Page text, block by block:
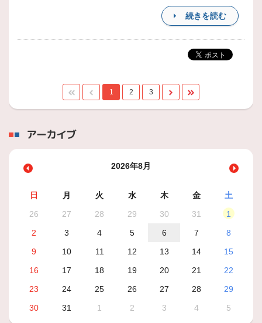
続きを読む
1 2 3
アーカイブ
2026年8月
日 月 火 水 木 金
土
26
27 28 29 30 31
1
2
3 4 5 6 7
8
9
10 11 12 13 14
15
16
17 18 19 20 21
22
23
24 25 26 27 28
29
30
31 1 2 3 4 5